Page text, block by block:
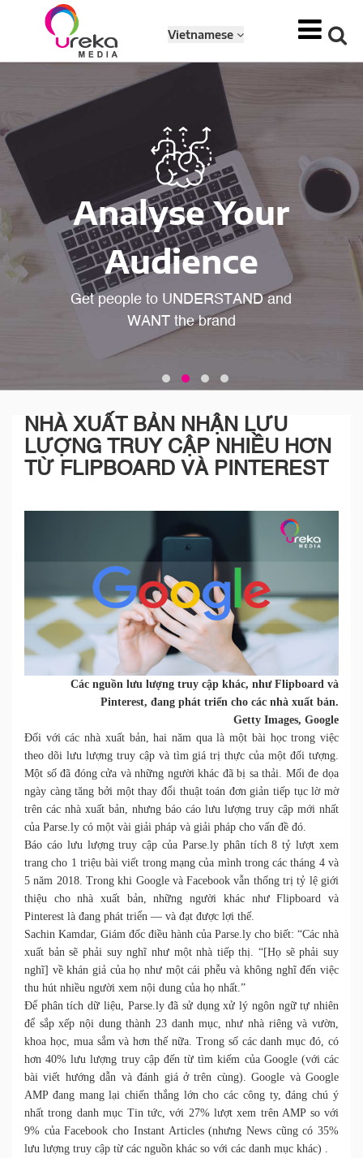
Vietnamese
Analyse Your
Audience
Get people to UNDERSTAND and
WANT the brand
NHÀ XUẤT BẢN NHẬN LƯU
LƯỢNG TRUY CẬP NHIỀU HƠN
TỪ FLIPBOARD VÀ PINTEREST
Các nguồn lưu lượng truy cập khác, như Flipboard và
Pinterest, đang phát triển cho các nhà xuất bản.
Getty Images, Google
Đối với các nhà xuất bản, hai năm qua là một bài học trong việc
theo dõi lưu lượng truy cập và tìm giá trị thực của một đối tượng.
Một số đã đóng cửa và những người khác đã bị sa thải. Mối đe dọa
ngày càng tăng bởi một thay đổi thuật toán đơn giản tiếp tục lờ mờ
trên các nhà xuất bản, nhưng báo cáo lưu lượng truy cập mới nhất
của Parse.ly có một vài giải pháp và giải pháp cho vấn đề đó.
Báo cáo lưu lượng truy cập của Parse.ly phân tích 8 tỷ lượt xem
trang cho 1 triệu bài viết trong mạng của mình trong các tháng 4 và
5 năm 2018. Trong khi Google và Facebook vẫn thống trị tỷ lệ giới
thiệu cho nhà xuất bản, những người khác như Flipboard và
Pinterest là đang phát triển — và đạt được lợi thế.
Sachin Kamdar, Giám đốc điều hành của Parse.ly cho biết: “Các nhà
xuất bản sẽ phải suy nghĩ như một nhà tiếp thị. “[Họ sẽ phải suy
nghĩ] về khán giả của họ như một cái phễu và không nghĩ đến việc
thu hút nhiều người xem nội dung của họ nhất.”
Để phân tích dữ liệu, Parse.ly đã sử dụng xử lý ngôn ngữ tự nhiên
để sắp xếp nội dung thành 23 danh mục, như nhà riêng và vườn,
khoa học, mua sắm và hơn thế nữa. Trong số các danh mục đó, có
hơn 40% lưu lượng truy cập đến từ tìm kiếm của Google (với các
bài viết hướng dẫn và đánh giá ở trên cùng). Google và Google
AMP đang mang lại chiến thắng lớn cho các công ty, đáng chú ý
nhất trong danh mục Tin tức, với 27% lượt xem trên AMP so với
9% của Facebook cho Instant Articles (nhưng News cũng có 35%
lưu lượng truy cập từ các nguồn khác so với các danh mục khác) .